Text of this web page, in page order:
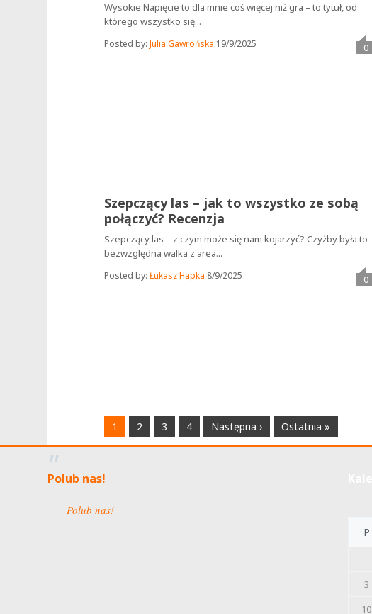
Wysokie Napięcie to dla mnie coś więcej niż gra – to tytuł, od
którego wszystko się...
Posted by:Julia Gawrońska 19/9/2025 0
Szepczący las – jak to wszystko ze sobą
połączyć? Recenzja
Szepczący las – z czym może się nam kojarzyć? Czyżby była to
bezwzględna walka z area...
Posted by:Łukasz Hapka 8/9/2025 0
1 2 3 4 Następna › Ostatnia »
Polub nas!
Polub nas!
P
3
10